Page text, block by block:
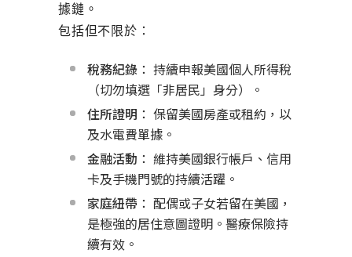
據鏈。
包括但不限於：
稅務紀錄 ： 持續申報美國個人所得稅
（切勿填選「非居民」身分）。
住所證明 ： 保留美國房產或租約，以
及水電費單據。
金融活動 ： 維持美國銀行帳戶、信用
卡及手機門號的持續活躍。
家庭紐帶 ： 配偶或子女若留在美國，
是極強的居住意圖證明。醫療保險持
續有效。